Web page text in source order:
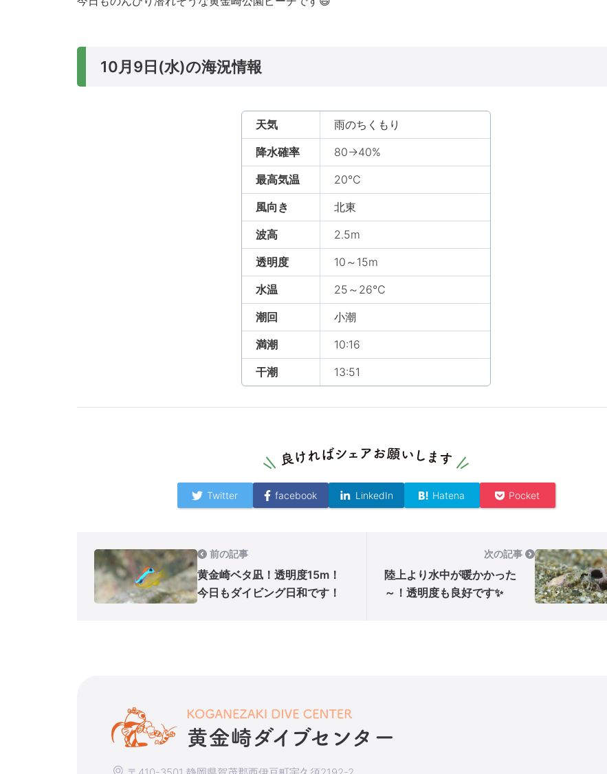
10月9日(水)の海況情報
天気
雨のちくもり
降水確率
80→40%
最高気温
20℃
風向き
北東
波高
2.5m
透明度
10～15m
水温
25～26℃
潮回
小潮
満潮
10:16
干潮
13:51
Twitter facebook LinkedIn Hatena Pocket
前の記事
黄金崎ベタ凪！透明度15m！
今日もダイビング日和です！
次の記事
陸上より水中が暖かかった
～！透明度も良好です✨